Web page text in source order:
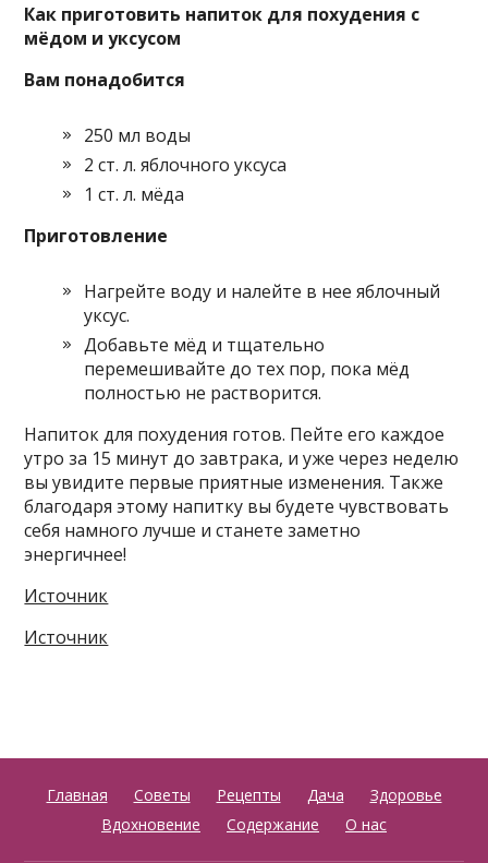
Как приготовить напиток для похудения с
мёдом и уксусом
Вам понадобится
250 мл воды
2 ст. л. яблочного уксуса
1 ст. л. мёда
Приготовление
Нагрейте воду и налейте в нее яблочный
уксус.
Добавьте мёд и тщательно
перемешивайте до тех пор, пока мёд
полностью не растворится.
Напиток для похудения готов. Пейте его каждое
утро за 15 минут до завтрака, и уже через неделю
вы увидите первые приятные изменения. Также
благодаря этому напитку вы будете чувствовать
себя намного лучше и станете заметно
энергичнее!
Источник
Источник
Главная Советы Рецепты Дача
Здоровье
Вдохновение
Содержание О нас